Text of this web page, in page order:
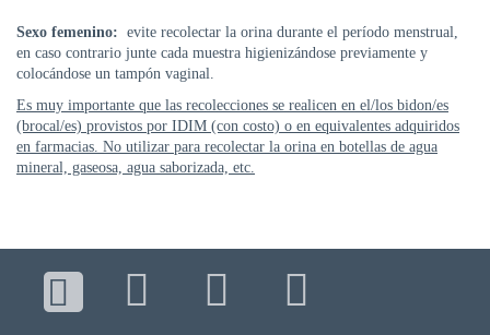
TURNOS
Y
ONLINE
Sexo femenino: evite recolectar la orina durante el período menstrual,
en caso contrario junte cada muestra higienizándose previamente y
colocándose un tampón vaginal.
Es muy importante que las recolecciones se realicen en el/los bidon/es
(brocal/es) provistos por IDIM (con costo) o en equivalentes adquiridos
en farmacias. No utilizar para recolectar la orina en botellas de agua
mineral, gaseosa, agua saborizada, etc.